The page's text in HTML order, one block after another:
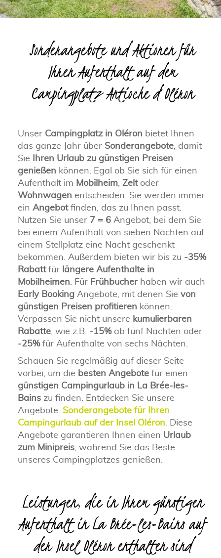
Sonderangebote und Aktionen für
Ihren Aufenthalt auf dem
Campingplatz Antioche d’Oléron
Unser Campingplatz in Oléron bietet Ihnen
das ganze Jahr über Sonderangebote, damit
Sie Ihren Urlaub zu günstigen Preisen
genießen können. Egal ob Sie sich für einen
Aufenthalt im Mobilheim, Zeltoder
Wohnwagen entscheiden, Sie werden immer
ein Angebotfinden, das zu Ihnen passt.
Nutzen Sie unser 7 = 6Angebot, bei dem Sie
bei einem Aufenthalt von sieben Nächten auf
einem Stellplatz eine Nacht geschenkt
bekommen. Außerdem bieten wir bis zu -35%
Rabattfür längere Aufenthalte in
Mobilheimen. Für Frühbucherhaben wir auch
Early BookingAngebote, mit denen Sie von
günstigen Preisen profitieren können.
Verpassen Sie nicht unsere kumulierbaren
Rabatte, wie z.B. -15%ab fünf Nächten oder
-25%für Aufenthalte von sechs Nächten.
Schauen Sie regelmäßig auf dieser Seite
vorbei, um die besten Angebotefür einen
günstigen Campingurlaub in La Brée-les-
Bainszu finden. Entdecken Sie unsere
Angebote. Sonderangebote für Ihren
Campingurlaub auf der Insel Oléron.Diese
Angebote garantieren Ihnen einen Urlaub
zum Minipreis, während Sie das Beste
unseres Campingplatzes genießen.
Leistungen, die in Ihrem günstigen
Aufenthalt in La Brée-les-Bains auf
der Insel Oléron enthalten sind